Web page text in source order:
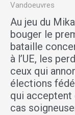
Vandoeuvres
Au jeu du
bouger le
bataille
à l’UE, les
ceux qui
élections
qui acceptent
cas